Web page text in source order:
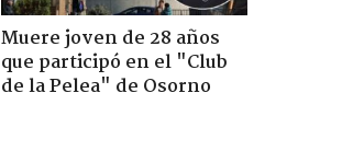
Muere joven de 28 años
que participó en el "Club
de la Pelea" de Osorno